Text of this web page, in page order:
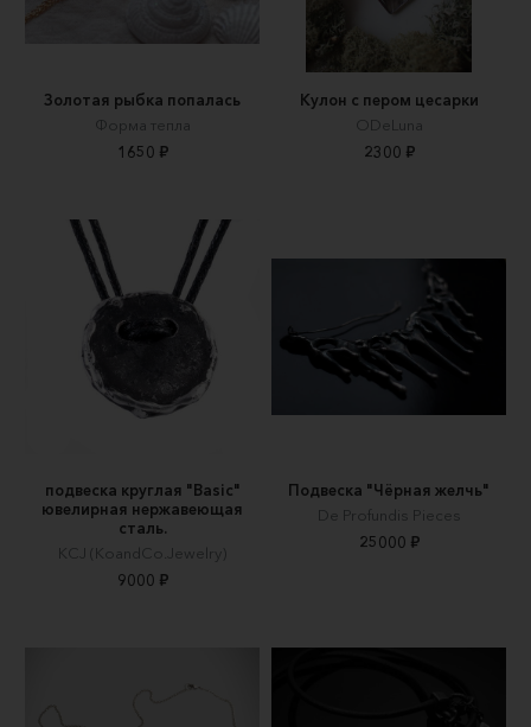
Золотая рыбка попалась
Форма тепла
1650 ₽
Кулон с пером цесарки
ODeLuna
2300 ₽
подвеска круглая "Basic"
ювелирная нержавеющая
сталь.
KCJ (KoandCo.Jewelry)
9000 ₽
Подвеска "Чёрная желчь"
De Profundis Pieces
25000 ₽